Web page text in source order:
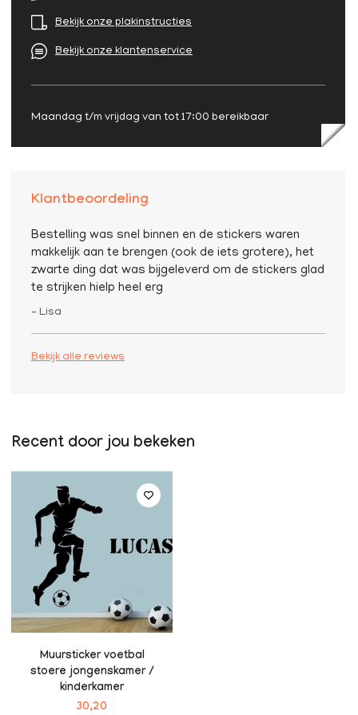
Bekijk onze plakinstructies
Bekijk onze klantenservice
Maandag t/m vrijdag van tot 17:00 bereikbaar
Klantbeoordeling
Bestelling was snel binnen en de stickers waren
makkelijk aan te brengen (ook de iets grotere), het
zwarte ding dat was bijgeleverd om de stickers glad
te strijken hielp heel erg
– Lisa
Bekijk alle reviews
Recent door jou bekeken
Muursticker voetbal
stoere jongenskamer /
kinderkamer
30,20